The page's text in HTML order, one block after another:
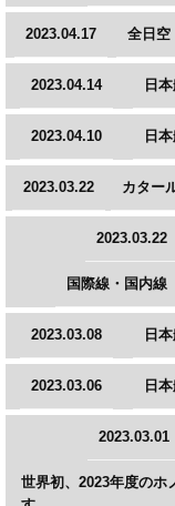
2023.04.17 全日空
2023.04.14 日
2023.04.10 日
2023.03.22 カター
2023.03.22
国際線・国内
2023.03.08 日
2023.03.06 日
2023.03.01
世界初、2023年度のホ